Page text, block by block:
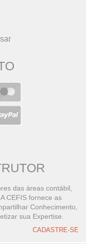
das áreas contábil,
CEFIS fornece as
Conhecimento,
sua Expertise.
CADASTRE-SE